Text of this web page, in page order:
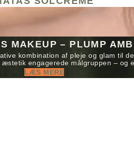
MAKEUP – PLUMP
kombination af pleje og glam til
engagerede målgruppen – og
LÆS MERE